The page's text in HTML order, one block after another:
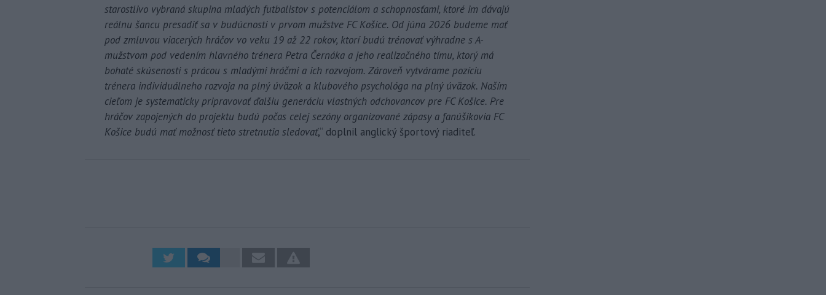
starostlivo vybraná skupina mladých futbalistov s potenciálom a schopnosťami, ktoré im dávajú
reálnu šancu presadiť sa v budúcnosti v prvom mužstve FC Košice. Od júna 2026 budeme mať
pod zmluvou viacerých hráčov vo veku 19 až 22 rokov, ktorí budú trénovať výhradne s A-
mužstvom pod vedením hlavného trénera Petra Černáka a jeho realizačného tímu, ktorý má
bohaté skúsenosti s prácou s mladými hráčmi a ich rozvojom. Zároveň vytvárame pozíciu
trénera individuálneho rozvoja na plný úväzok a klubového psychológa na plný úväzok. Naším
cieľom je systematicky pripravovať ďalšiu generáciu vlastných odchovancov pre FC Košice. Pre
hráčov zapojených do projektu budú počas celej sezóny organizované zápasy a fanúšikovia FC
Košice budú mať možnosť tieto stretnutia sledovať,“ doplnil anglický športový riaditeľ.